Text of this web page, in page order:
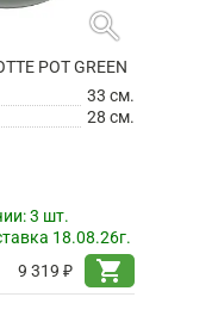
search
POT GREEN
33 см.
28 см.
3 шт.
18.08.26г.
9 319 ₽
shopping_cart